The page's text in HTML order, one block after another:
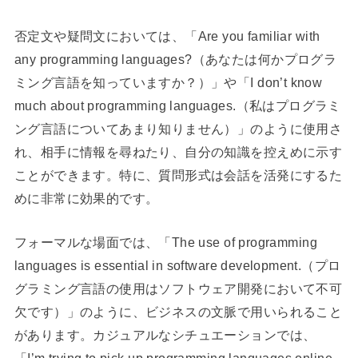
否定文や疑問文においては、「Are you familiar with
any programming languages?（あなたは何かプログラ
ミング言語を知っていますか？）」や「I don’t know
much about programming languages.（私はプログラミ
ング言語についてあまり知りません）」のように使用さ
れ、相手に情報を尋ねたり、自分の知識を控えめに示す
ことができます。特に、質問形式は会話を活発にするた
めに非常に効果的です。
フォーマルな場面では、「The use of programming
languages is essential in software development.（プロ
グラミング言語の使用はソフトウェア開発において不可
欠です）」のように、ビジネスの文脈で用いられること
があります。カジュアルなシチュエーションでは、